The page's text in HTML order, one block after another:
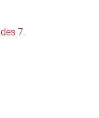
7.